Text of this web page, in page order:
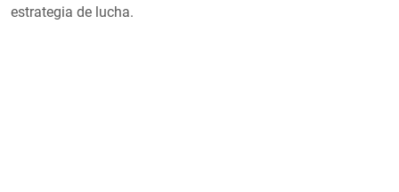
estrategia de lucha.